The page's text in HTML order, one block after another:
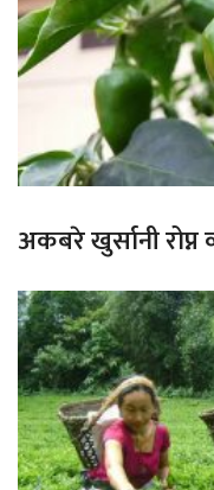
अकबरे खुर्सानी